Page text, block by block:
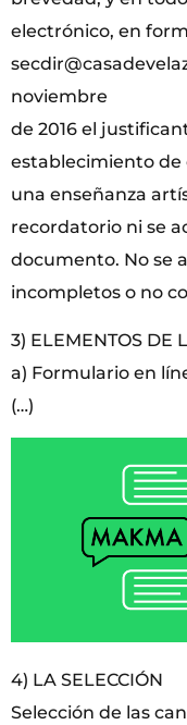
electrónico, en
noviembre
de 2016 el
establecimiento de
una enseñanza
recordatorio ni se
documento. No se
incompletos o no
3) ELEMENTOS DE
a) Formulario en
(…)
4) LA SELECCIÓN
Selección de las